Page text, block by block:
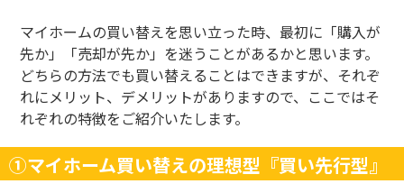
マイホームの買い替えを思い立った時、最初に「購入が
先か」「売却が先か」を迷うことがあるかと思います。
どちらの方法でも買い替えることはできますが、それぞ
れにメリット、デメリットがありますので、ここではそ
れぞれの特徴をご紹介いたします。
①マイホーム買い替えの理想型『買い先行型』